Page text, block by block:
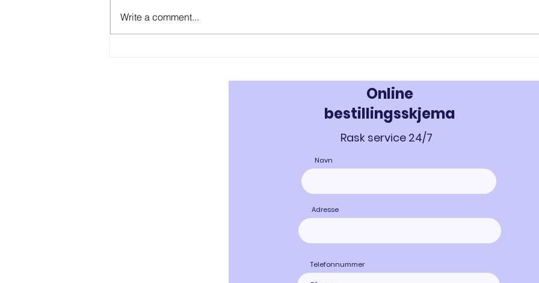
Kjøp AOD-9604 i Norge
Kjøp Testolone i Norge
677 i
Write a comment...
Online
bestillingsskjema
Rask service 24/7
Navn
Adresse
Telefonnummer